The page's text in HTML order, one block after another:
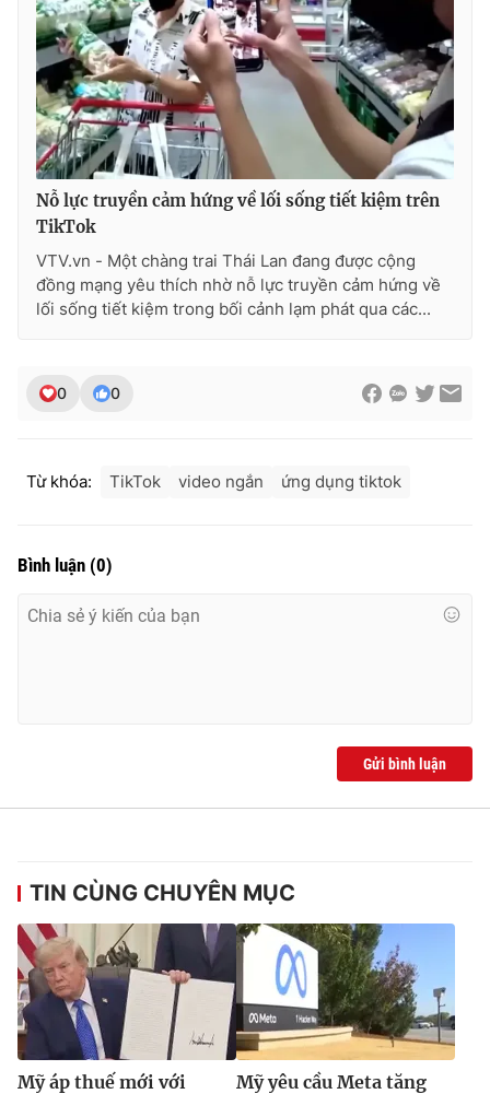
Ðiện thoại Thời báo VTV:024.66 897 897
Email:toasoan@vtv.vn
Liên hệ quảng cáo:024-7300.7108
® Cấm sao chép dưới mọi hình thức nếu không có sự chấp
thuận bằng văn bản. Ghi rõ nguồn VTV.vn khi phát hành lại
Nỗ lực truyền cảm hứng về lối sống tiết kiệm trên
TikTok
VTV.vn - Một chàng trai Thái Lan đang được cộng
đồng mạng yêu thích nhờ nỗ lực truyền cảm hứng về
lối sống tiết kiệm trong bối cảnh lạm phát qua các...
0 0
Từ khóa: TikTok video ngắn ứng dụng tiktok
Bình luận (0)
Gửi bình luận
TIN CÙNG CHUYÊN MỤC
Mỹ áp thuế mới với
Mỹ yêu cầu Meta tăng